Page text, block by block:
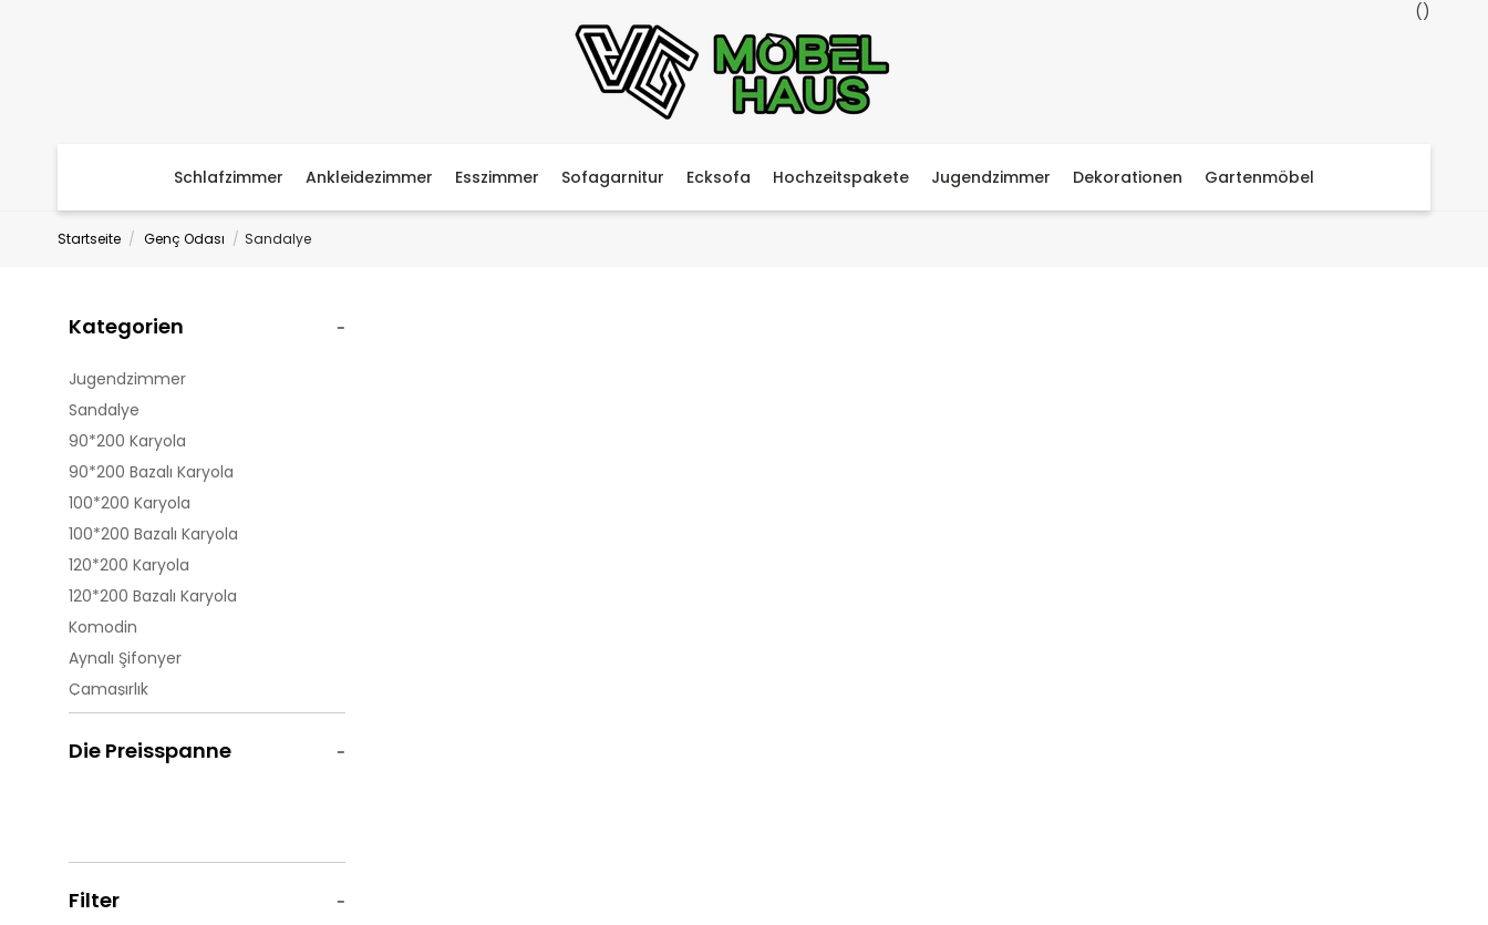
Schlafzimmer Ankleidezimmer Esszimmer Sofagarnitur Ecksofa Hochzeitspakete Jugendzimmer Dekorationen Gartenmöbel
Startseite Genç Odası Sandalye
Kategorien
Jugendzimmer
Sandalye
90*200 Karyola
90*200 Bazalı Karyola
100*200 Karyola
100*200 Bazalı Karyola
120*200 Karyola
120*200 Bazalı Karyola
Komodin
Aynalı Şifonyer
Çamaşırlık
Ayna
Çalışma Masası
4 Kapılı Dolap
Die Preisspanne
Filter